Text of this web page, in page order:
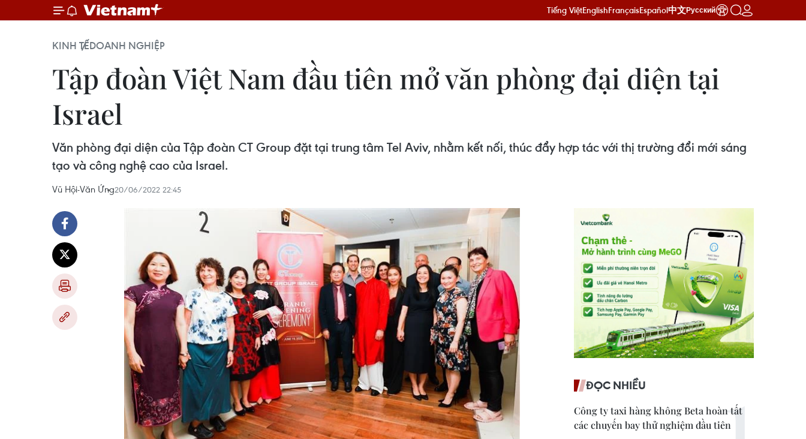
Tiếng ViệtEnglishFrançaisEspañol中文Русский
KINH TẾDOANH NGHIỆP
Tập đoàn Việt Nam đầu tiên mở văn phòng đại diện tại
Israel
Văn phòng đại diện của Tập đoàn CT Group đặt tại trung tâm Tel Aviv, nhằm kết nối, thúc đẩy hợp tác với thị trường đổi mới sáng
tạo và công nghệ cao của Israel.
Vũ Hội-Văn Ứng20/06/2022 22:45
ĐỌC NHIỀU
Công ty taxi hàng không Beta hoàn tất
các chuyến bay thử nghiệm đầu tiên